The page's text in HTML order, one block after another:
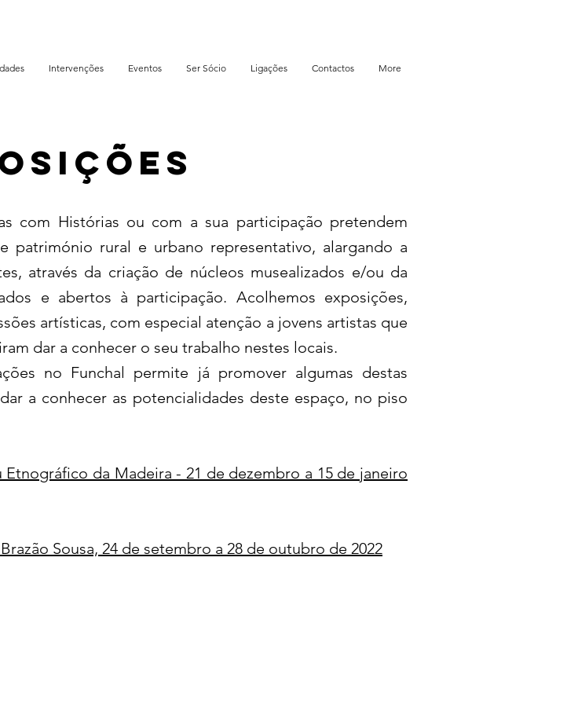
Intervenções Eventos Ser Sócio Ligações Contactos More
com Histórias ou com a sua participação pretendem
património rural e urbano representativo, alargando a
através da criação de núcleos musealizados e/ou da
e abertos à participação. Acolhemos exposições,
artísticas, com especial atenção a jovens artistas que
dar a conhecer o seu trabalho nestes locais.
no Funchal permite já promover algumas destas
a conhecer as potencialidades deste espaço, no piso
Etnográfico da Madeira - 21 de dezembro a 15 de janeiro
Sousa, 24 de setembro a 28 de outubro de 2022